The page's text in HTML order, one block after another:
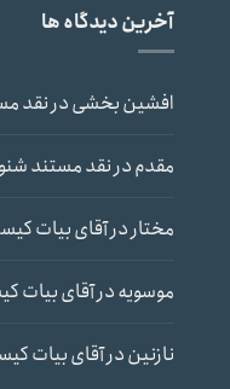
آخرین دیدگاه ها
افشین بخشیدرنقد
مقدمدرنقد مستند
مختاردرآقای بیات
موسویهدرآقای بیات
نازنیندرآقای بیات